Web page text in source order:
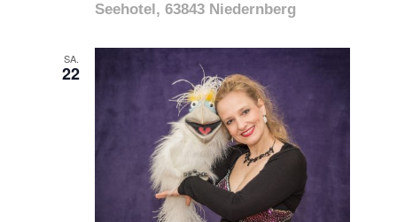
Seehotel, 63843 Niedernberg
SA.
22